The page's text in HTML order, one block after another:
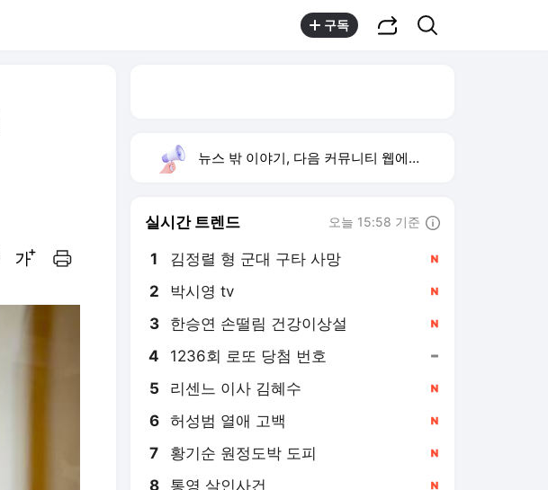
구독
뉴스 밖 이야기, 다음 커뮤니티 웹에서 보기
실시간 트렌드 오늘 15:58 기준
1 김정렬 형 군대 구타 사망
3 한승연 손떨림 건강이상설
4 1236회 로또 당첨 번호
5 리센느 이사 김혜수
6 허성범 열애 고백
7 황기순 원정도박 도피
8 통영 살인사건